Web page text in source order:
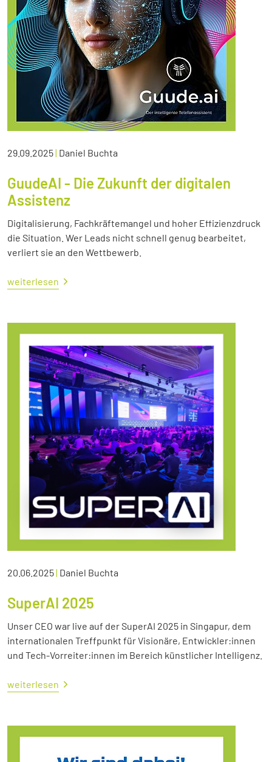
29.09.2025| Daniel Buchta
GuudeAI - Die Zukunft der digitalen
Assistenz
Digitalisierung, Fachkräftemangel und hoher Effizienzdruck
die Situation. Wer Leads nicht schnell genug bearbeitet,
verliert sie an den Wettbewerb.
weiterlesen
20.06.2025| Daniel Buchta
SuperAI 2025
Unser CEO war live auf der SuperAI 2025 in Singapur, dem
internationalen Treffpunkt für Visionäre, Entwickler:innen
und Tech-Vorreiter:innen im Bereich künstlicher Intelligenz.
weiterlesen